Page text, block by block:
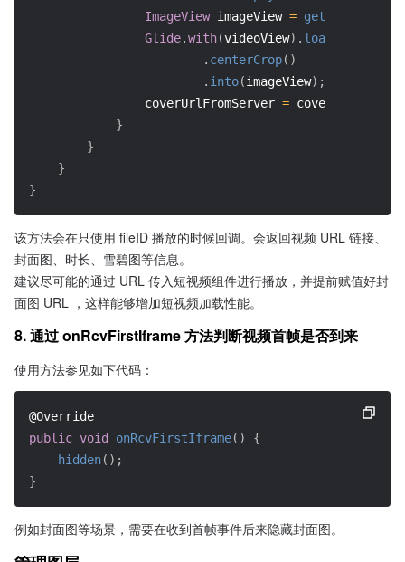
ImageView imageView = getView
Glide.with(videoView) . load
. centerCrop( )
. into(imageView) ;
                coverUrlFromServer
= coverUrl
}
}
}
}
该方法会在只使用 fileID 播放的时候回调。会返回视频 URL 链接、
封面图、时长、雪碧图等信息。
建议尽可能的通过 URL 传入短视频组件进行播放，并提前赋值好封
面图 URL ，这样能够增加短视频加载性能。
8. 通过 onRcvFirstIframe 方法判断视频首帧是否到来
使用方法参见如下代码：
@Override
public void onRcvFirstIframe( )
{
hidden( ) ;
}
例如封面图等场景，需要在收到首帧事件后来隐藏封面图。